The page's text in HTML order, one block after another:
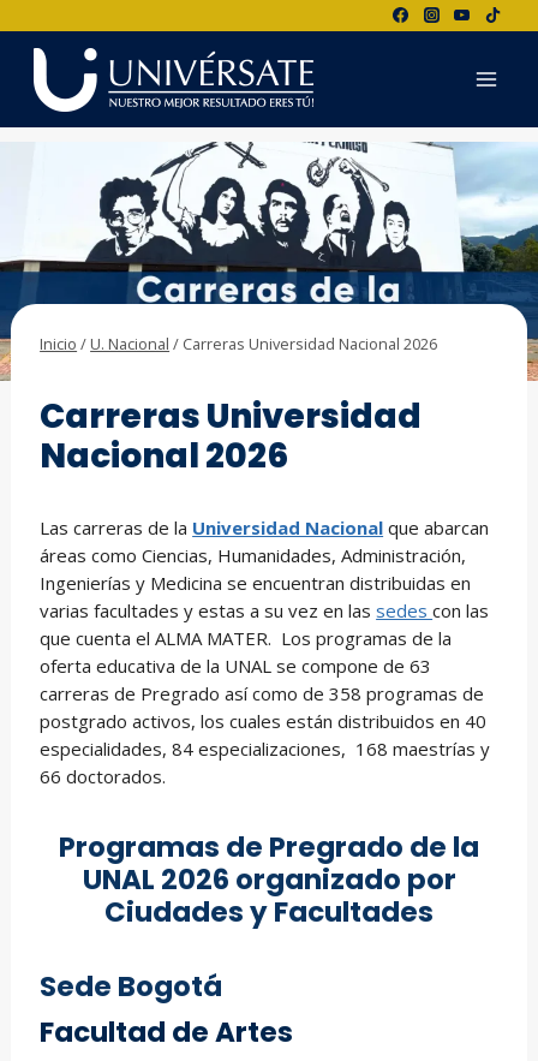
contenido
Inicio / U. Nacional / Carreras Universidad Nacional 2026
Carreras Universidad
Nacional 2026
Las carreras de la Universidad Nacional que abarcan
áreas como Ciencias, Humanidades, Administración,
Ingenierías y Medicina se encuentran distribuidas en
varias facultades y estas a su vez en lassedescon las
que cuenta el ALMA MATER. Los programas de la
oferta educativa de la UNAL se compone de 63
carreras de Pregrado así como de 358 programas de
postgrado activos, los cuales están distribuidos en 40
especialidades, 84 especializaciones, 168 maestrías y
66 doctorados.
Programas de Pregrado de la
UNAL 2026 organizado por
Ciudades y Facultades
Sede Bogotá
Facultad de Artes